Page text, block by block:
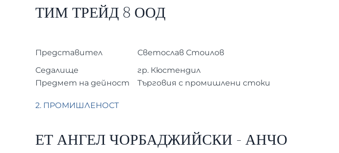
ТИМ ТРЕЙД 8 ООД
Представител
Светослав Стоилов
Седалище
гр. Кюстендил
Предмет на дейност
Търговия с промишлени стоки
2. ПРОМИШЛЕНОСТ
ЕТ АНГЕЛ ЧОРБАДЖИЙСКИ - АНЧО